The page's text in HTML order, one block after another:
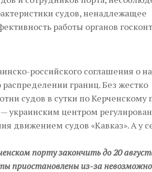
судов, ненадлежащее
работы органов
российского соглашения о
границ. Без жестко
судов в сутки по Керченскому
украинским центром
движением судов «Кавказ». А у
порту закончить до 20
приостановлены из-за